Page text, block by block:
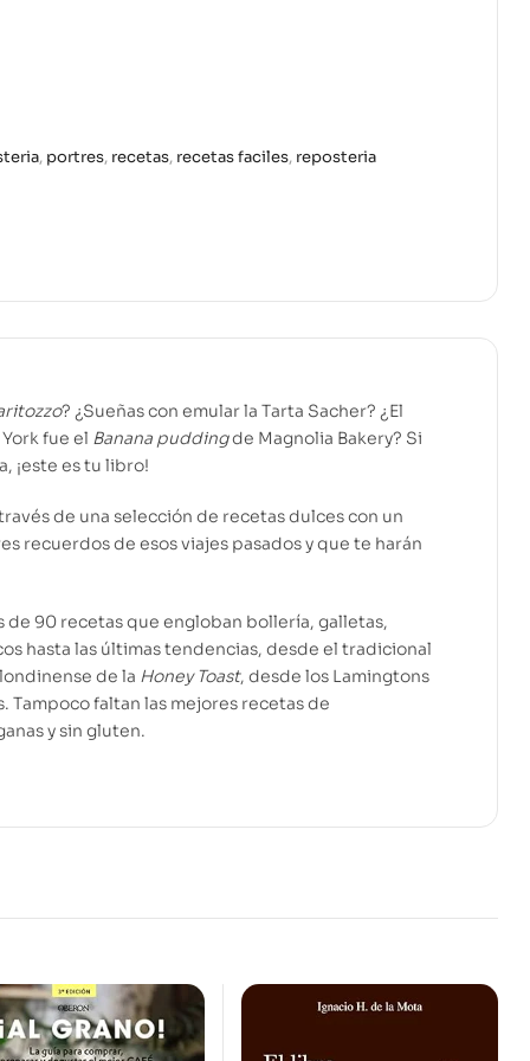
, portres, recetas, recetas faciles, reposteria
? ¿Sueñas con emular la Tarta Sacher? ¿El
fue el Banana puddingde Magnolia Bakery? Si
¡este es tu libro!
de una selección de recetas dulces con un
recuerdos de esos viajes pasados y que te harán
de 90 recetas que engloban bollería, galletas,
hasta las últimas tendencias, desde el tradicional
de la Honey Toast, desde los Lamingtons
Tampoco faltan las mejores recetas de
y sin gluten.